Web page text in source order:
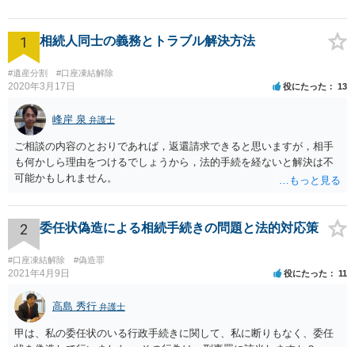
1 相続人同士の義務とトラブル解決方法
#遺産分割 #口座凍結解除
2020年3月17日 役にたった 13
峰岸 泉 弁護士
ご相談の内容のとおりであれば，返還請求できると思いますが，相手
も何かしら理由をつけるでしょうから，法的手続を経ないと解決は不
可能かもしれません。
2 委任状偽造による相続手続きの問題と法的対応策
#口座凍結解除 #偽造罪
2021年4月9日 役にたった 11
高島 秀行 弁護士
甲は、私の委任状のいる行政手続きに関して、私に断りもなく、委任